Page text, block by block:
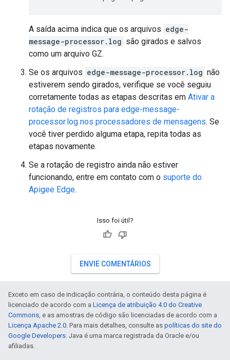
A saída acima indica que os arquivos edge-
message-processor.log são girados e salvos
como um arquivo GZ.
Se os arquivos edge-message-processor.log não
estiverem sendo girados, verifique se você seguiu
corretamente todas as etapas descritas em Ativar a
rotação de registros para edge-message-
processor.log nos processadores de mensagens. Se
você tiver perdido alguma etapa, repita todas as
etapas novamente.
Se a rotação de registro ainda não estiver
funcionando, entre em contato com o suporte do
Apigee Edge.
Isso foi útil?
ENVIE COMENTÁRIOS
Exceto em caso de indicação contrária, o conteúdo desta página é
licenciado de acordo com a Licença de atribuição 4.0 do Creative
Commons, e as amostras de código são licenciadas de acordo com a
Licença Apache 2.0. Para mais detalhes, consulte as políticas do site do
Google Developers. Java é uma marca registrada da Oracle e/ou
afiliadas.